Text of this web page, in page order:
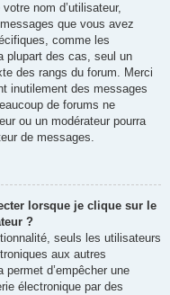
nom d’utilisateur,
que vous avez
comme les
plupart des cas, seul un
des rangs du forum. Merci
inutilement des messages
de forums ne
ou un modérateur pourra
de messages.
lorsque je clique sur le
?
seuls les utilisateurs
aux autres
d’empêcher une
électronique par des